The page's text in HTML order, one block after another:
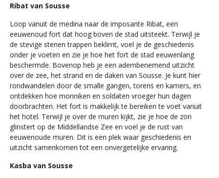
Ribat van Sousse
Loop vanuit de medina naar de imposante Ribat, een
eeuwenoud fort dat hoog boven de stad uitsteekt. Terwijl je
de stevige stenen trappen beklimt, voel je de geschiedenis
onder je voeten en zie je hoe het fort de stad eeuwenlang
beschermde. Bovenop heb je een adembenemend uitzicht
over de zee, het strand en de daken van Sousse. Je kunt hier
rondwandelen door de smalle gangen, torens en kamers, en
ontdekken hoe monniken en soldaten vroeger hun dagen
doorbrachten. Het fort is makkelijk te bereiken te voet vanuit
het hotel. Terwijl je over de muren kijkt, zie je hoe de zon
glinstert op de Middellandse Zee en voel je de rust van
eeuwenoude muren. Dit is een plek waar geschiedenis en
uitzicht samenkomen tot een onvergetelijke ervaring.
Kasba van Sousse